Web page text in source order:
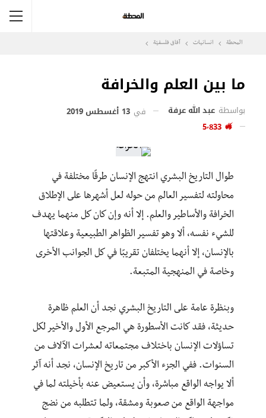
المحطة انسانيات آفاق فلسفيّة‎
ما بين العلم والخرافة
بواسطة عبد الله عرفة في 13 أغسطس 2019
طوال التاريخ البشري انتهج الإنسان طرقًا مختلفة في
محاولته لتفسير العالم من حوله لعل أشهرها على الإطلاق
الخرافة والأساطير والعلم. إلا أنه وإن كان كل منهما يهدف
للشيء نفسه، ألا وهو تفسير الظواهر الطبيعية وعلاقتها
بالإنسان، إلا أنهما يختلفان تقريبًا في كل الجوانب الأخرى
وخاصة في المنهجية المتبعة.
وبنظرة عامة على التاريخ البشري نجد أن العلم ظاهرة
حديثة، فقد كانت الأسطورة هي المرجع الأول والأخير لكل
تساؤلات الإنسان باختلاف مجتمعاته لعشرات الآلاف من
السنوات. ففي الجزء الأكبر من تاريخ الإنسان، نجد أنه آثر
ألا يواجه الواقع مباشرة، وأن يستعيض عنه بأخيلته لما في
مواجهة الواقع من صعوبة ومشقة، ولما تتطلبه من نضج